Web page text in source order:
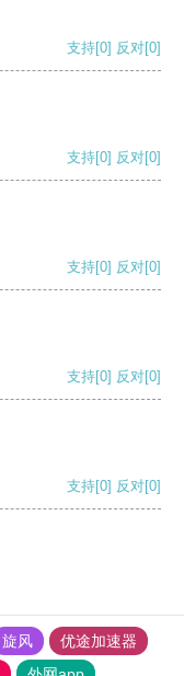
支持[0] 反对[0]
支持[0] 反对[0]
支持[0] 反对[0]
支持[0] 反对[0]
支持[0] 反对[0]
旋风
优途加速器